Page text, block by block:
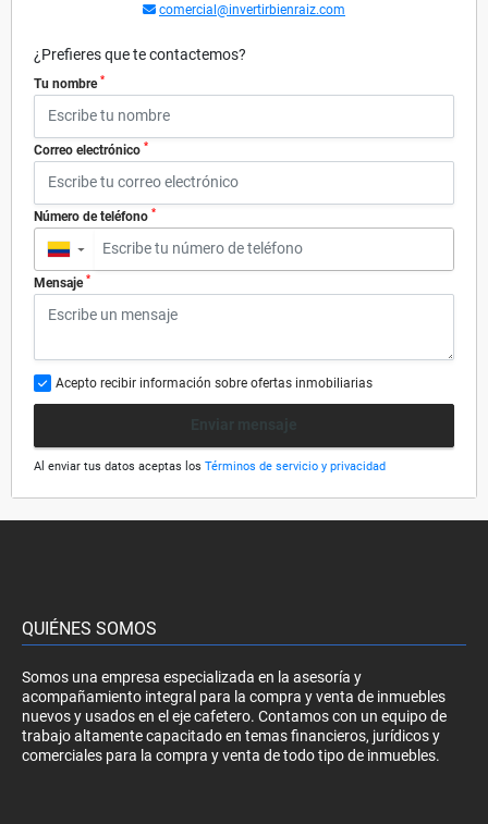
comercial@invertirbienraiz.com
¿Prefieres que te contactemos?
Tu nombre *
Correo electrónico *
Número de teléfono *
▼
Mensaje *
Acepto recibir información sobre ofertas inmobiliarias
Al enviar tus datos aceptas los Términos de servicio y privacidad
QUIÉNES SOMOS
Somos una empresa especializada en la asesoría y
acompañamiento integral para la compra y venta de inmuebles
nuevos y usados en el eje cafetero. Contamos con un equipo de
trabajo altamente capacitado en temas financieros, jurídicos y
comerciales para la compra y venta de todo tipo de inmuebles.